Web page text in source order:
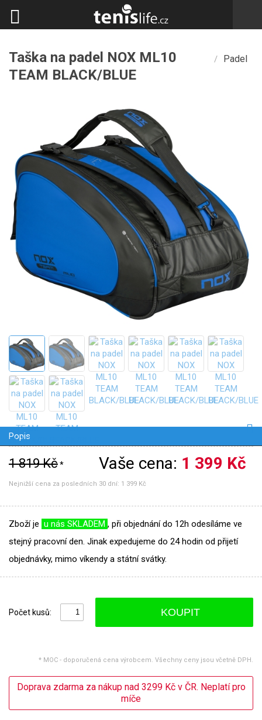
Taška na padel NOX ML10
TEAM BLACK/BLUE
/ Padel
Popis
1 819 Kč* Vaše cena: 1 399 Kč
Nejnižší cena za posledních 30 dní: 1 399 Kč
Zboží je u nás SKLADEM , při objednání do 12h odesíláme ve
stejný pracovní den. Jinak expedujeme do 24 hodin od přijetí
objednávky, mimo víkendy a státní svátky.
Počet kusů: KOUPIT
* MOC - doporučená cena výrobcem. Všechny ceny jsou včetně DPH.
Doprava zdarma za nákup nad 3299 Kč v ČR. Neplatí pro
míče